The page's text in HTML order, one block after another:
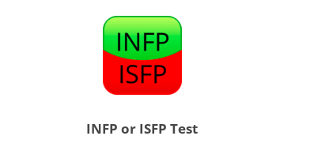
INFP or ISFP Test